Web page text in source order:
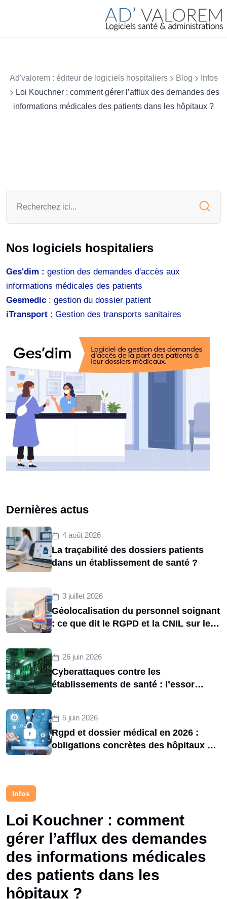
Ad'valorem : éditeur de logiciels hospitaliers Blog
Infos
Loi Kouchner : comment gérer l’afflux des demandes des
informations médicales des patients dans les hôpitaux ?
Infos
Loi Kouchner : comment
gérer l’afflux des demandes
des informations médicales
des patients dans les
hôpitaux ?
Nos logiciels hospitaliers
Ges'dim : gestion des demandes d'accès aux
informations médicales des patients
Gesmedic : gestion du dossier patient
iTransport : Gestion des transports sanitaires
Dernières actus
4 août 2026
La traçabilité des dossiers patients
dans un établissement de santé ?
3 juillet 2026
Géolocalisation du personnel soignant
: ce que dit le RGPD et la CNIL sur le
26 juin 2026
Cyberattaques contre les
établissements de santé : l’essor
5 juin 2026
Rgpd et dossier médical en 2026 :
obligations concrètes des hôpitaux et